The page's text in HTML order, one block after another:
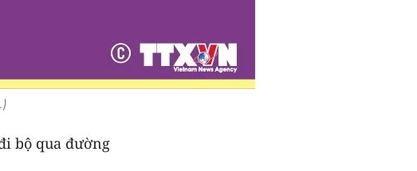
bộ qua đường